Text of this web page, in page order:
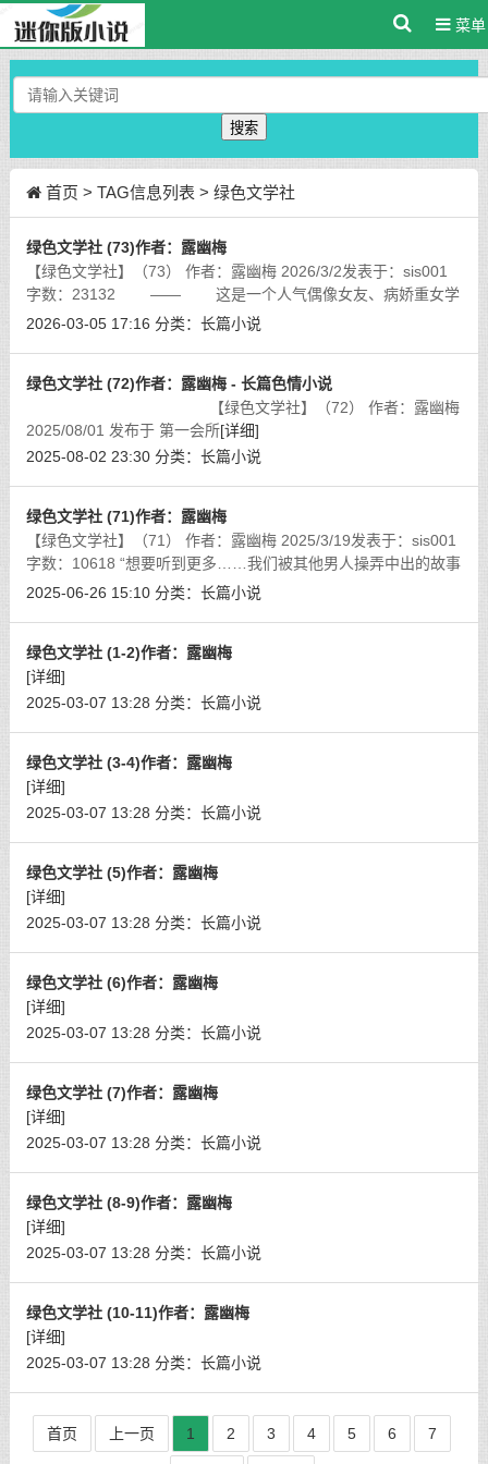
菜单
搜索
首页 > TAG信息列表 > 绿色文学社
绿色文学社 (73)作者：露幽梅
【绿色文学社】（73） 作者：露幽梅 2026/3/2发表于：sis001
字数：23132 —— 这是一个人气偶像女友、病娇重女学
妹、校花千金大小姐、冷面飒爽同级生、天使般纯洁可爱善良的
2026-03-05 17:16 分类： 长篇小说
绿色文学社 (72)作者：露幽梅 - 长篇色情小说
【绿色文学社】（72） 作者：露幽梅
2025/08/01 发布于 第一会所[详细]
2025-08-02 23:30 分类： 长篇小说
绿色文学社 (71)作者：露幽梅
【绿色文学社】（71） 作者：露幽梅 2025/3/19发表于：sis001
字数：10618 “想要听到更多……我们被其他男人操弄中出的故事
吗……？”[详细]
2025-06-26 15:10 分类： 长篇小说
绿色文学社 (1-2)作者：露幽梅
[详细]
2025-03-07 13:28 分类： 长篇小说
绿色文学社 (3-4)作者：露幽梅
[详细]
2025-03-07 13:28 分类： 长篇小说
绿色文学社 (5)作者：露幽梅
[详细]
2025-03-07 13:28 分类： 长篇小说
绿色文学社 (6)作者：露幽梅
[详细]
2025-03-07 13:28 分类： 长篇小说
绿色文学社 (7)作者：露幽梅
[详细]
2025-03-07 13:28 分类： 长篇小说
绿色文学社 (8-9)作者：露幽梅
[详细]
2025-03-07 13:28 分类： 长篇小说
绿色文学社 (10-11)作者：露幽梅
[详细]
2025-03-07 13:28 分类： 长篇小说
首页 上一页 1 2 3 4 5 6 7